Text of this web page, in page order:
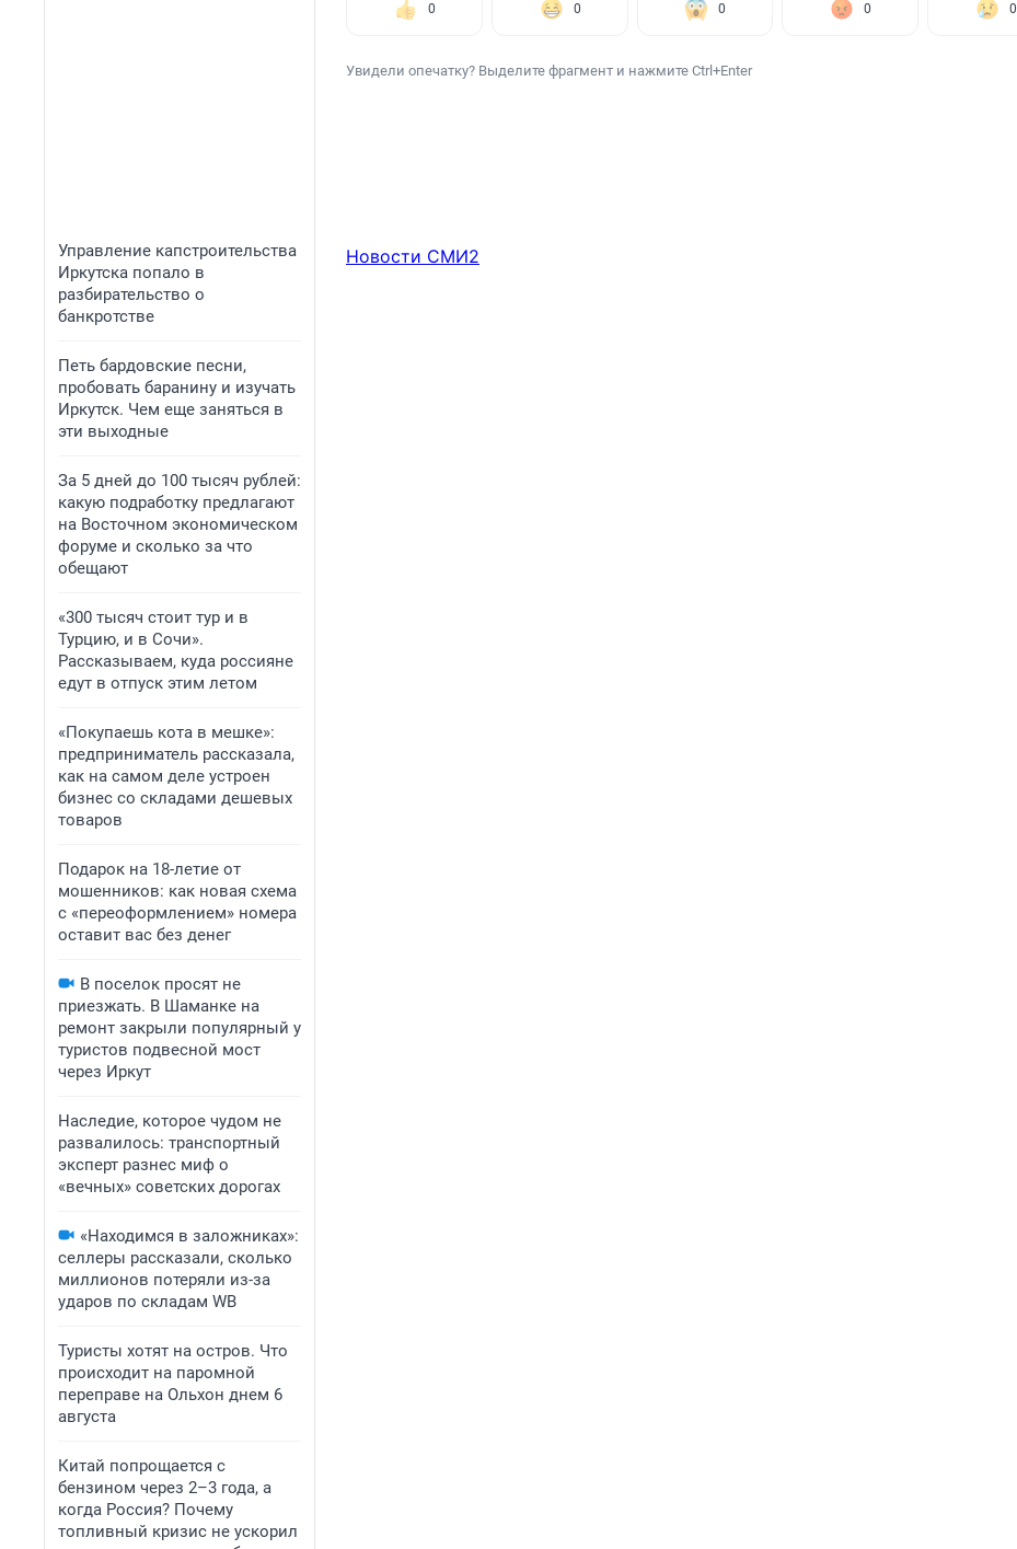
Управление капстроительства
Иркутска попало в
разбирательство о
банкротстве
Петь бардовские песни,
пробовать баранину и изучать
Иркутск. Чем еще заняться в
эти выходные
За 5 дней до 100 тысяч рублей:
какую подработку предлагают
на Восточном экономическом
форуме и сколько за что
обещают
«300 тысяч стоит тур и в
Турцию, и в Сочи».
Рассказываем, куда россияне
едут в отпуск этим летом
«Покупаешь кота в мешке»:
предприниматель рассказала,
как на самом деле устроен
бизнес со складами дешевых
товаров
Подарок на 18-летие от
мошенников: как новая схема
с «переоформлением» номера
оставит вас без денег
В поселок просят не
приезжать. В Шаманке на
ремонт закрыли популярный у
туристов подвесной мост
через Иркут
Наследие, которое чудом не
развалилось: транспортный
эксперт разнес миф о
«вечных» советских дорогах
«Находимся в заложниках»:
селлеры рассказали, сколько
миллионов потеряли из-за
ударов по складам WB
Туристы хотят на остров. Что
происходит на паромной
переправе на Ольхон днем 6
августа
Китай попрощается с
бензином через 2–3 года, а
когда Россия? Почему
топливный кризис не ускорил
0 0 0 0 0
Увидели опечатку? Выделите фрагмент и нажмите Ctrl+Enter
Новости СМИ2